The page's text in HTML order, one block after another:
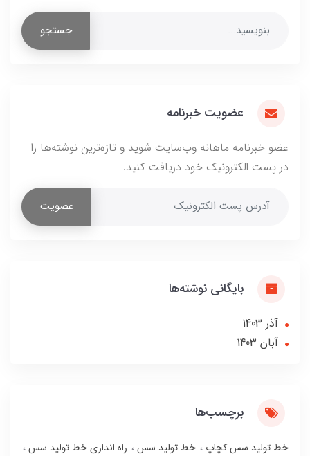
جستجو
عضویت خبرنامه
عضو خبرنامه ماهانه وب‌سایت شوید و تازه‌ترین نوشته‌ها را
در پست الکترونیک خود دریافت کنید.
عضویت
بایگانی نوشته‌ها
آذر 1403
آبان 1403
برچسب‌ها
خط تولید سس کچاپ خط تولید سس
راه اندازی خط تولید سس